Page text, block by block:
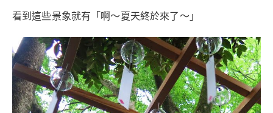
看到這些景象就有「啊～夏天終於來了～」